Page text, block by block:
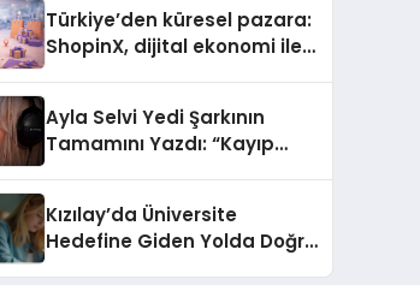
Türkiye’den küresel pazara:
ShopinX, dijital ekonomi ile
Ayla Selvi Yedi Şarkının
Tamamını Yazdı: “Kayıp
Kızılay’da Üniversite
Hedefine Giden Yolda Doğru